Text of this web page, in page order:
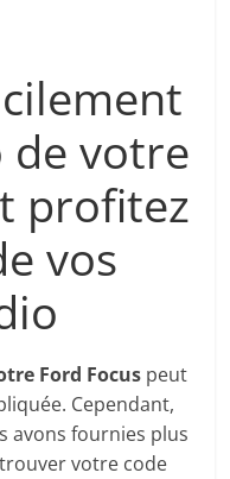
de votre
profitez
vos
Ford Focus peut
Cependant,
avons fournies plus
votre code